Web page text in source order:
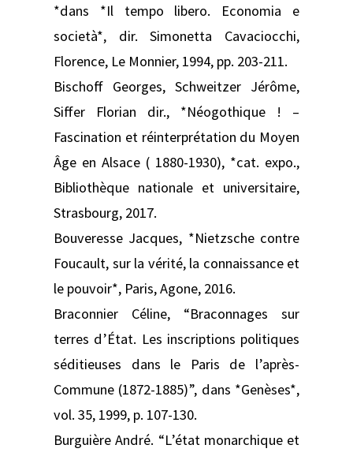
*dans *Il tempo libero. Economia e
società*, dir. Simonetta Cavaciocchi,
Florence, Le Monnier, 1994, pp. 203-211.
Bischoff Georges, Schweitzer Jérôme,
Siffer Florian dir., *Néogothique ! –
Fascination et réinterprétation du Moyen
Âge en Alsace ( 1880-1930), *cat. expo.,
Bibliothèque nationale et universitaire,
Strasbourg, 2017.
Bouveresse Jacques, *Nietzsche contre
Foucault, sur la vérité, la connaissance et
le pouvoir*, Paris, Agone, 2016.
Braconnier Céline, “Braconnages sur
terres d’État. Les inscriptions politiques
séditieuses dans le Paris de l’après-
Commune (1872-1885)”, dans *Genèses*,
vol. 35, 1999, p. 107-130.
Burguière André. “L’état monarchique et